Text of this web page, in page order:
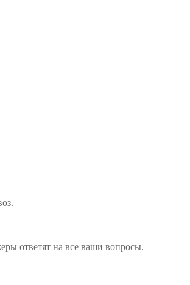
ответят на все ваши вопросы.